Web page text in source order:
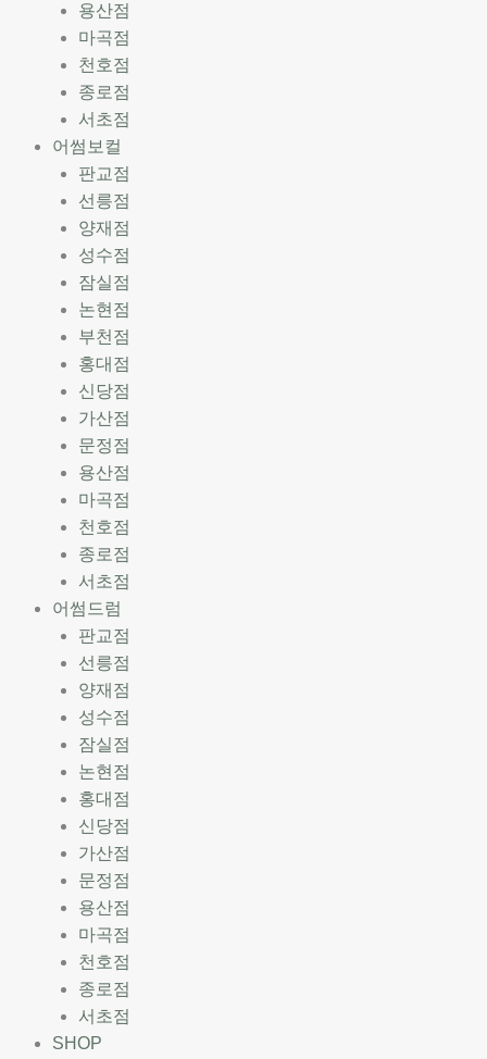
용산점
마곡점
천호점
종로점
서초점
어썸보컬
판교점
선릉점
양재점
성수점
잠실점
논현점
부천점
홍대점
신당점
가산점
문정점
용산점
마곡점
천호점
종로점
서초점
어썸드럼
판교점
선릉점
양재점
성수점
잠실점
논현점
홍대점
신당점
가산점
문정점
용산점
마곡점
천호점
종로점
서초점
SHOP